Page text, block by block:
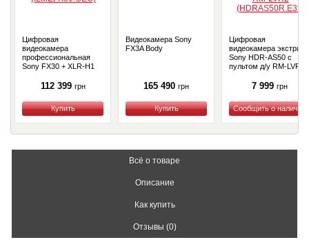
Цифровая
видеокамера
профессиональная
Sony FX30 + XLR-H1
112 399 грн
Купить
Видеокамера Sony
FX3A Body
165 490 грн
Купить
Цифровая
видеокамера экстрим
Sony HDR-AS50 c
пультом д/у RM-LVR2
7 999 грн
Купить
Всё о товаре
Описание
Как купить
Отзывы (0)